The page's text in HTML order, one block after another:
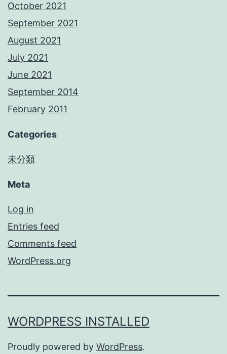
October 2021
September 2021
August 2021
July 2021
June 2021
September 2014
February 2011
Categories
未分類
Meta
Log in
Entries feed
Comments feed
WordPress.org
WORDPRESS INSTALLED
Proudly powered by WordPress.